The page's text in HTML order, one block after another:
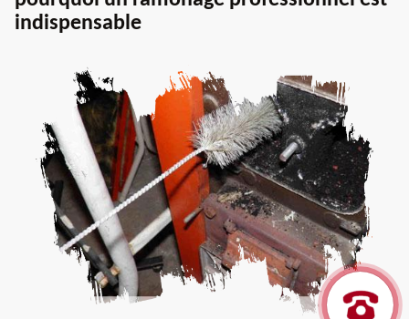
indispensable